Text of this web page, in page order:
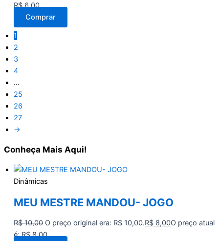
R$6,00
Comprar
1
2
3
4
…
25
26
27
→
Conheça Mais Aqui!
Dinâmicas
MEU MESTRE MANDOU- JOGO
R$10,00 O preço original era: R$ 10,00.R$ 8,00O preço atual
é: R$ 8,00.